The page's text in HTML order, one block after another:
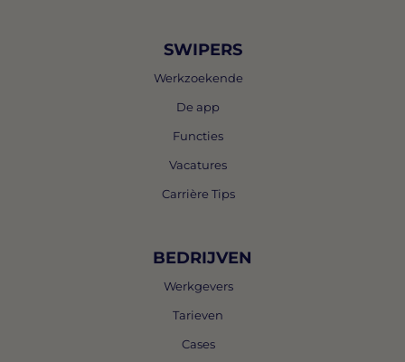
SWIPERS
Werkzoekende
De app
Functies
Vacatures
Carrière Tips
BEDRIJVEN
Werkgevers
Tarieven
Cases